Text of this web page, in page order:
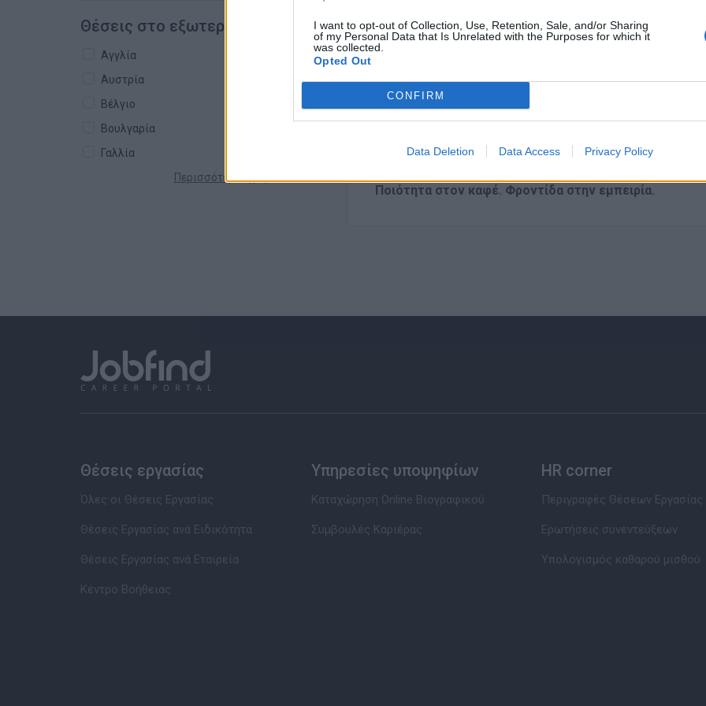
I want to opt-out of Collection, Use, Retention, Sale, and/or Sharing
of my Personal Data that Is Unrelated with the Purposes for which it
was collected.
Opted Out
CONFIRM
Data Deletion Data Access Privacy Policy
Θέσεις στο εξωτερικό
Αγγλία
Αυστρία
Βέλγιο
Βουλγαρία
Γαλλία
Περισσότερες χώρες +
Ικανοποιητικές αποδοχές ανάλογες των γνώσεων και
Εκπαίδευση και καθοδήγηση
Φιλικό και υποστηρικτικό περιβάλλον εργασίας
Προοπτικές επαγγελματικής εξέλιξης στην εταιρία
Ποιότητα στον καφέ. Φροντίδα στην εμπειρία.
Θέσεις εργασίας
Όλες οι Θέσεις Εργασίας
Θέσεις Εργασίας ανά Ειδικότητα
Θέσεις Εργασίας ανά Εταιρεία
Κέντρο Βοήθειας
Υπηρεσίες υποψηφίων
Καταχώρηση Online Βιογραφικού
Συμβουλές Καριέρας
HR corner
Περιγραφές Θέσεων Εργασίας
Ερωτήσεις συνεντεύξεων
Υπολογισμός καθαρού μισθού